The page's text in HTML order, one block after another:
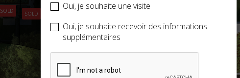
SOLD SOLD
SOLD SOLD
Oui, je souhaite une visite
Oui, je souhaite recevoir des informations
supplémentaires